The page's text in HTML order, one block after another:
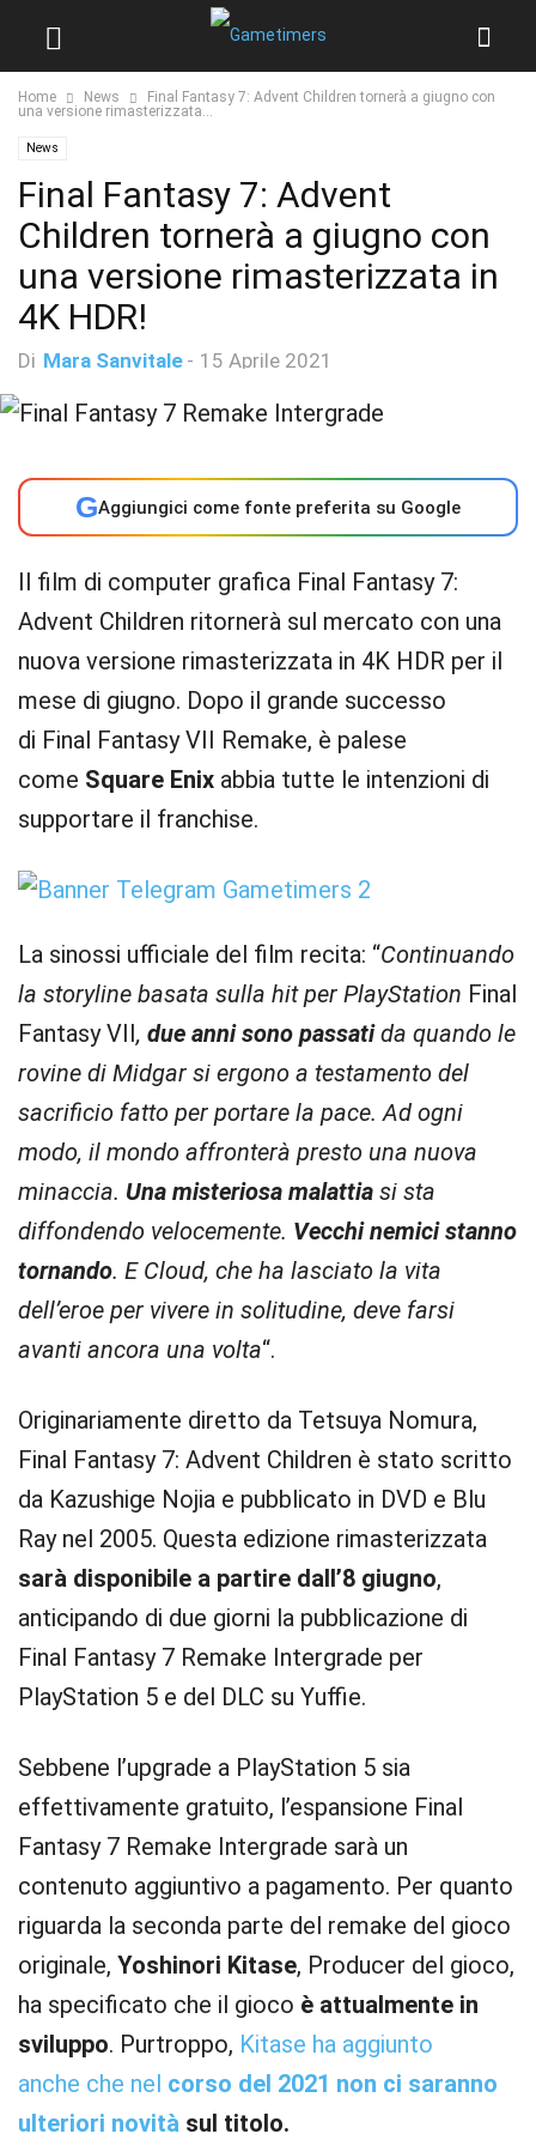
Home News
Final Fantasy 7: Advent Children tornerà a giugno con
una versione rimasterizzata...
News
Final Fantasy 7: Advent
Children tornerà a giugno con
una versione rimasterizzata in
4K HDR!
Di Mara Sanvitale - 15 Aprile 2021
GAggiungici come fonte preferita su Google
Il film di computer grafica Final Fantasy 7:
Advent Children ritornerà sul mercato con una
nuova versione rimasterizzata in 4K HDR per il
mese di giugno. Dopo il grande successo
di Final Fantasy VII Remake, è palese
come Square Enix abbia tutte le intenzioni di
supportare il franchise.
La sinossi ufficiale del film recita: “Continuando
la storyline basata sulla hit per PlayStation Final
Fantasy VII, due anni sono passatida quando le
rovine di Midgar si ergono a testamento del
sacrificio fatto per portare la pace. Ad ogni
modo, il mondo affronterà presto una nuova
minaccia. Una misteriosa malattia si sta
diffondendo velocemente. Vecchi nemici stanno
tornando. E Cloud, che ha lasciato la vita
dell’eroe per vivere in solitudine, deve farsi
avanti ancora una volta“.
Originariamente diretto da Tetsuya Nomura,
Final Fantasy 7: Advent Children è stato scritto
da Kazushige Nojia e pubblicato in DVD e Blu
Ray nel 2005. Questa edizione rimasterizzata
sarà disponibile a partire dall’8 giugno,
anticipando di due giorni la pubblicazione di
Final Fantasy 7 Remake Intergrade per
PlayStation 5 e del DLC su Yuffie.
Sebbene l’upgrade a PlayStation 5 sia
effettivamente gratuito, l’espansione Final
Fantasy 7 Remake Intergrade sarà un
contenuto aggiuntivo a pagamento. Per quanto
riguarda la seconda parte del remake del gioco
originale, Yoshinori Kitase, Producer del gioco,
ha specificato che il gioco è attualmente in
sviluppo. Purtroppo, Kitase ha aggiunto
anche che nel corso del 2021 non ci saranno
ulteriori novità sul titolo.